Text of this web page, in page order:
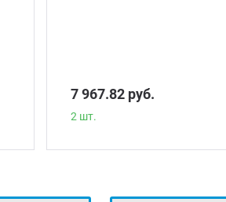
7 967.82 руб.
2 шт.